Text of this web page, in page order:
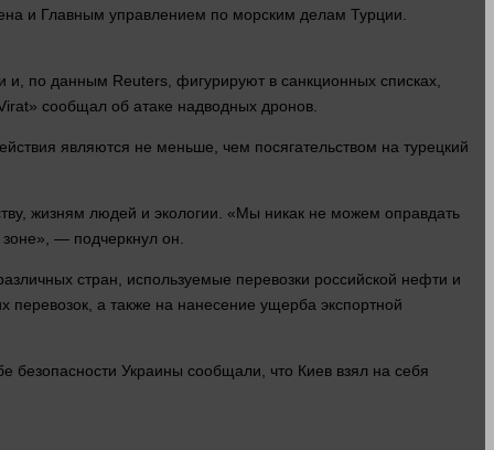
и Главным управлением по морским делам Турции.
по данным Reuters, фигурируют в санкционных списках,
сообщал об атаке надводных дронов.
являются не меньше, чем посягательством на турецкий
жизням людей и экологии. «Мы никак не можем оправдать
— подчеркнул он.
стран, используемые перевозки российской нефти и
перевозок, а также на нанесение ущерба экспортной
безопасности Украины сообщали, что Киев взял на себя